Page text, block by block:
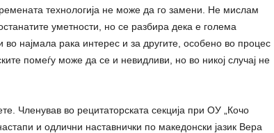
технологија не може да го замени. Не мислам
уметности, но се разбира дека е голема
во најмала рака интерес и за другите, особено во процес
помеѓу може да се и невидливи, но во никој случај не
Членував во рецитаторската секција при ОУ „Кочо
и одлични наставнички по македонски јазик Вера